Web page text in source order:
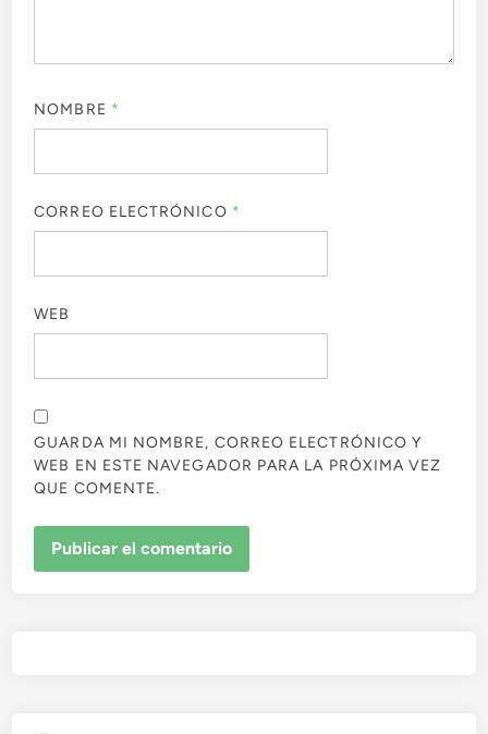
NOMBRE *
CORREO ELECTRÓNICO *
WEB
GUARDA MI NOMBRE, CORREO ELECTRÓNICO Y
WEB EN ESTE NAVEGADOR PARA LA PRÓXIMA VEZ
QUE COMENTE.